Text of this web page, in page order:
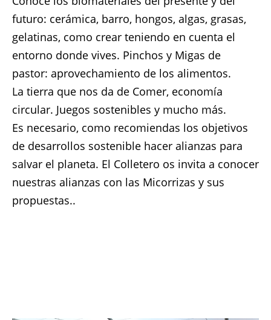
futuro: cerámica, barro, hongos, algas, grasas,
gelatinas, como crear teniendo en cuenta el
entorno donde vives. Pinchos y Migas de
pastor: aprovechamiento de los alimentos.
La tierra que nos da de Comer, economía
circular. Juegos sostenibles y mucho más.
Es necesario, como recomiendas los objetivos
de desarrollos sostenible hacer alianzas para
salvar el planeta. El Colletero os invita a conocer
nuestras alianzas con las Micorrizas y sus
propuestas..